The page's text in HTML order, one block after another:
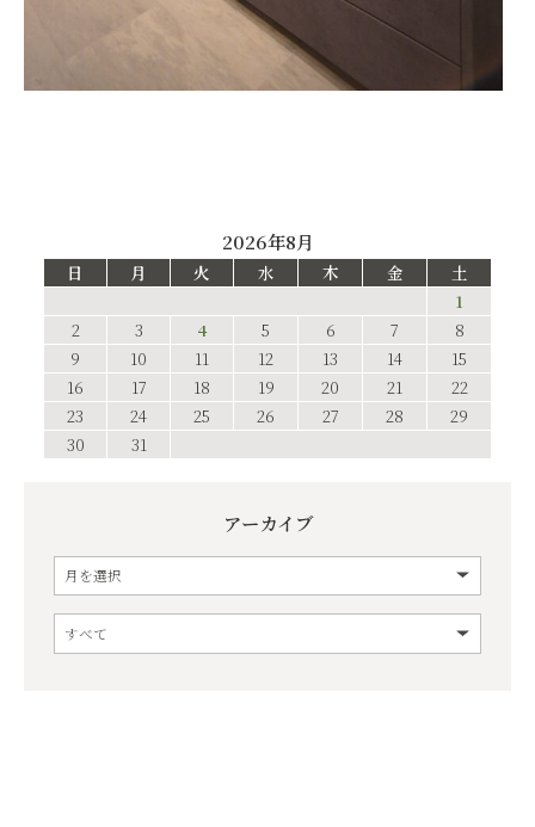
2026年8月
日 月 火 水 木 金
土
1
2
3 4 5 6 7
8
9
10 11 12 13 14
15
16
17 18 19 20 21
22
23
24 25 26 27 28
29
30
31
アーカイブ